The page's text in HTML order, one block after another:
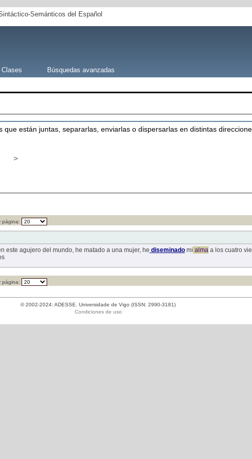
Semánticos del Español
Clases Búsquedas avanzadas
que están juntas, separarlas, enviarlas o dispersarlas en distintas
>
página:
este agujero del mundo, he matado a una mujer, he diseminadomi almaa los cuatro
página:
© 2002-2024: ADESSE. Universidade de Vigo (ISSN: 2990-3181)
Condiciones de uso